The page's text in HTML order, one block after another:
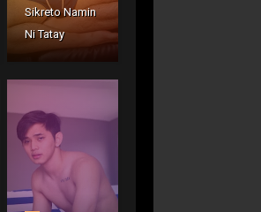
Sikreto Namin
Ni Tatay